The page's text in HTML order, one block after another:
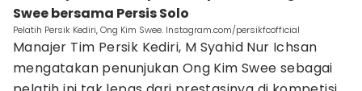
Swee bersama Persis Solo
Pelatih Persik Kediri, Ong Kim Swee. Instagram.com/persikfcofficial
Manajer Tim Persik Kediri, M Syahid Nur Ichsan
mengatakan penunjukan Ong Kim Swee sebagai